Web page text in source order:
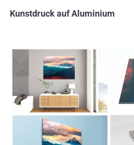
Kunstdruck auf Aluminium